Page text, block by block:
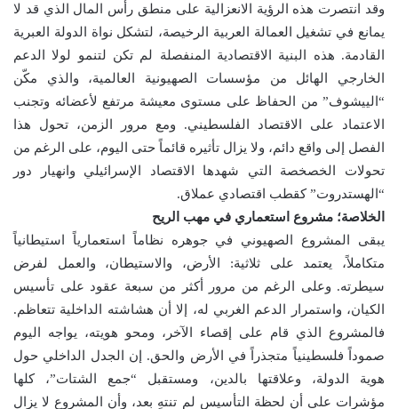
وقد انتصرت هذه الرؤية الانعزالية على منطق رأس المال الذي قد لا
يمانع في تشغيل العمالة العربية الرخيصة، لتشكل نواة الدولة العبرية
القادمة. هذه البنية الاقتصادية المنفصلة لم تكن لتنمو لولا الدعم
الخارجي الهائل من مؤسسات الصهيونية العالمية، والذي مكّن
“الييشوف” من الحفاظ على مستوى معيشة مرتفع لأعضائه وتجنب
الاعتماد على الاقتصاد الفلسطيني. ومع مرور الزمن، تحول هذا
الفصل إلى واقع دائم، ولا يزال تأثيره قائماً حتى اليوم، على الرغم من
تحولات الخصخصة التي شهدها الاقتصاد الإسرائيلي وانهيار دور
“الهستدروت” كقطب اقتصادي عملاق.
الخلاصة؛ مشروع استعماري في مهب الريح
يبقى المشروع الصهيوني في جوهره نظاماً استعمارياً استيطانياً
متكاملاً، يعتمد على ثلاثية: الأرض، والاستيطان، والعمل لفرض
سيطرته. وعلى الرغم من مرور أكثر من سبعة عقود على تأسيس
الكيان، واستمرار الدعم الغربي له، إلا أن هشاشته الداخلية تتعاظم.
فالمشروع الذي قام على إقصاء الآخر، ومحو هويته، يواجه اليوم
صموداً فلسطينياً متجذراً في الأرض والحق. إن الجدل الداخلي حول
هوية الدولة، وعلاقتها بالدين، ومستقبل “جمع الشتات”، كلها
مؤشرات على أن لحظة التأسيس لم تنتهِ بعد، وأن المشروع لا يزال